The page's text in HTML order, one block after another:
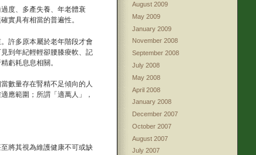
度、多產失養、年老體衰
實具有相當的普遍性。
許多原本屬於老年階段才會
到年紀輕輕卻腰膝痠軟、記
虧耗息息相關。
數量存在腎精不足傾向的人
應範圍；所謂「適萬人」，
將其視為維護健康不可或缺
August 2009
May 2009
January 2009
November 2008
September 2008
July 2008
May 2008
April 2008
January 2008
December 2007
October 2007
August 2007
July 2007